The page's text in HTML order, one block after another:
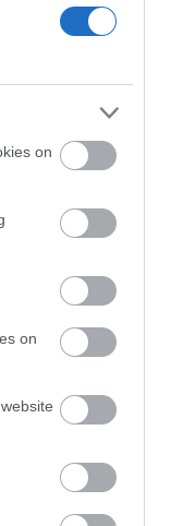
on
on